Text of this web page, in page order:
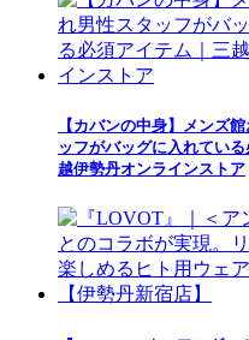
【カバンの中身】メンズ
ッフがバッグに入れてい
越伊勢丹オンラインストア